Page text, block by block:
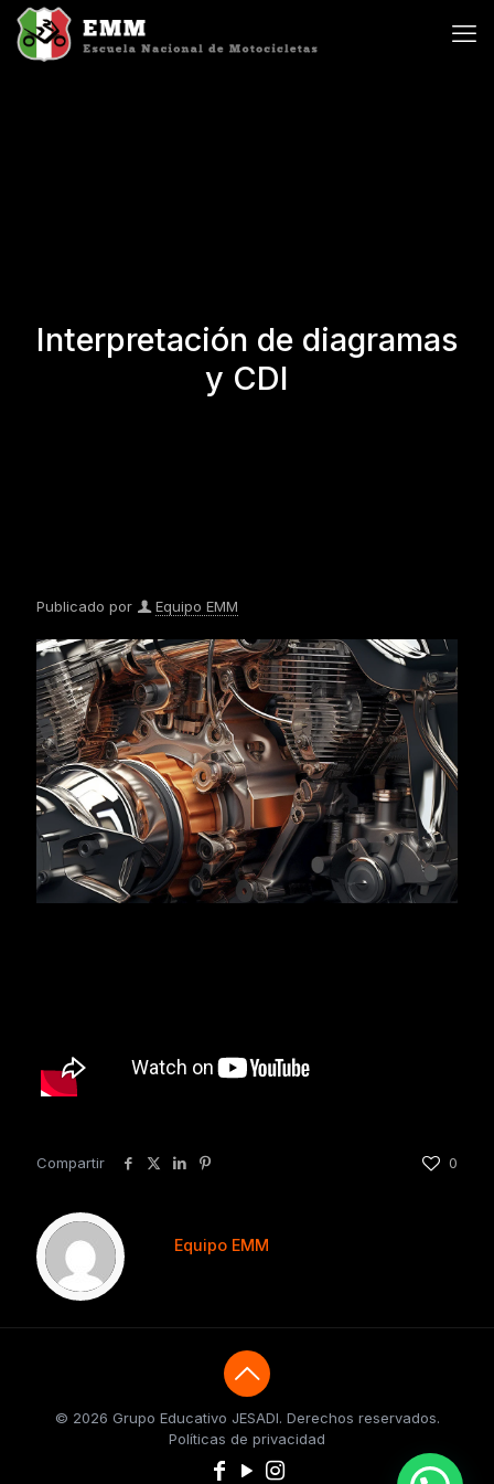
Interpretación de diagramas
y CDI
Publicado por Equipo EMM
Compartir 0
Equipo EMM
© 2026 Grupo Educativo JESADI. Derechos reservados.
Políticas de privacidad